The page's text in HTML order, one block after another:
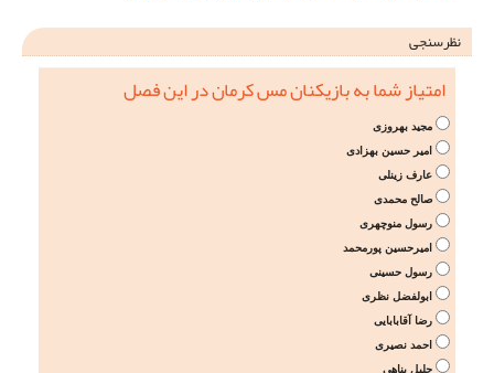
نظرسنجی
امتیاز شما به بازیکنان مس کرمان در این فصل
مجید بهروزی
امیر حسین بهزادی
عارف زینلی
صالح محمدی
رسول منوچهری
امیرحسین پورمحمد
رسول حسینی
ابولفضل نظری
رضا آقابابایی
احمد نصیری
جلیل پناهی